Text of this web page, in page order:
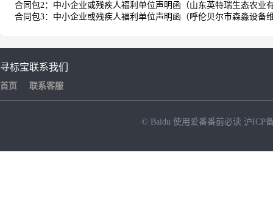
合同包2：中小企业或残疾人福利单位声明函（山东英特瑞生态农业
合同包3：中小企业或残疾人福利单位声明函（呼伦贝尔市森淼设备
寻标宝
首页
联系我们
联系客服
© Baidu 使用爱番番前必读 沪ICP